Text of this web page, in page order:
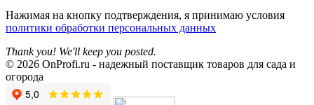
Нажимая на кнопку подтверждения, я принимаю условия
политики обработки персональных данных
Thank you! We'll keep you posted.
© 2026 OnProfi.ru - надежный поставщик товаров для сада и
огорода